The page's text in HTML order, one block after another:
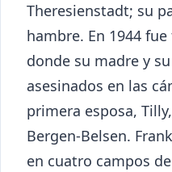
Theresienstadt; su
hambre. En 1944
donde su madre y
asesinados en las
primera esposa,
Bergen-Belsen.
en cuatro campos